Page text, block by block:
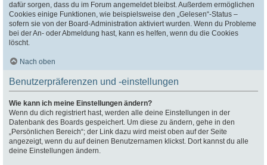
dafür sorgen, dass du im Forum angemeldet bleibst. Außerdem ermöglichen
Cookies einige Funktionen, wie beispielsweise den „Gelesen“-Status –
sofern sie von der Board-Administration aktiviert wurden. Wenn du Probleme
bei der An- oder Abmeldung hast, kann es helfen, wenn du die Cookies
löscht.
Nach oben
Benutzerpräferenzen und -einstellungen
Wie kann ich meine Einstellungen ändern?
Wenn du dich registriert hast, werden alle deine Einstellungen in der
Datenbank des Boards gespeichert. Um diese zu ändern, gehe in den
„Persönlichen Bereich“; der Link dazu wird meist oben auf der Seite
angezeigt, wenn du auf deinen Benutzernamen klickst. Dort kannst du alle
deine Einstellungen ändern.